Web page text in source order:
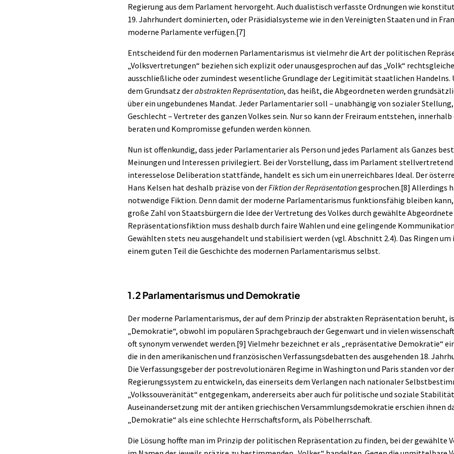
Regierung aus dem Parlament hervorgeht. Auch dualistisch verfasste Ordnungen wie
19. Jahrhundert dominierten, oder Präsidialsysteme wie in den Vereinigten Staaten und in
moderne Parlamente verfügen.[7]
Entscheidend für den modernen Parlamentarismus ist vielmehr die Art der politischen
„Volksvertretungen“ beziehen sich explizit oder unausgesprochen auf das „Volk“
ausschließliche oder zumindest wesentliche Grundlage der Legitimität staatlichen Handelns.
dem Grundsatz derabstrakten Repräsentation, das heißt, die Abgeordneten werden
über ein ungebundenes Mandat. Jeder Parlamentarier soll – unabhängig von sozialer
Geschlecht – Vertreter des ganzen Volkes sein. Nur so kann der Freiraum entstehen,
beraten und Kompromisse gefunden werden können.
Nun ist offenkundig, dass jeder Parlamentarier als Person und jedes Parlament als Ganzes
Meinungen und Interessen privilegiert. Bei der Vorstellung, dass im Parlament
interesselose Deliberation stattfände, handelt es sich um ein unerreichbares Ideal. Der
Hans Kelsen hat deshalb präzise von derFiktion der Repräsentationgesprochen.[8] Allerdings
notwendige Fiktion. Denn damit der moderne Parlamentarismus funktionsfähig bleiben
große Zahl von Staatsbürgern die Idee der Vertretung des Volkes durch gewählte
Repräsentationsfiktion muss deshalb durch faire Wahlen und eine gelingende
Gewählten stets neu ausgehandelt und stabilisiert werden (vgl. Abschnitt 2.4). Das Ringen
einem guten Teil die Geschichte des modernen Parlamentarismus selbst.
1.2 Parlamentarismus und Demokratie
Der moderne Parlamentarismus, der auf dem Prinzip der abstrakten Repräsentation beruht,
„Demokratie“, obwohl im populären Sprachgebrauch der Gegenwart und in vielen
oft synonym verwendet werden.[9] Vielmehr bezeichnet er als „repräsentative Demokratie“
die in den amerikanischen und französischen Verfassungsdebatten des ausgehenden 18.
Die Verfassungsgeber der postrevolutionären Regime in Washington und Paris standen vor
Regierungssystem zu entwickeln, das einerseits dem Verlangen nach nationaler
„Volkssouveränität“ entgegenkam, andererseits aber auch für politische und soziale
Auseinandersetzung mit der antiken griechischen Versammlungsdemokratie erschien ihnen
„Demokratie“ als eine schlechte Herrschaftsform, als Pöbelherrschaft.
Die Lösung hoffte man im Prinzip der politischen Repräsentation zu finden, bei der gewählte